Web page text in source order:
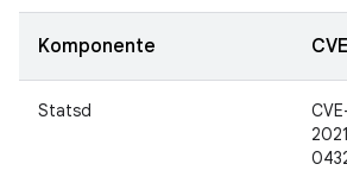
Komponente CVE
Statsd